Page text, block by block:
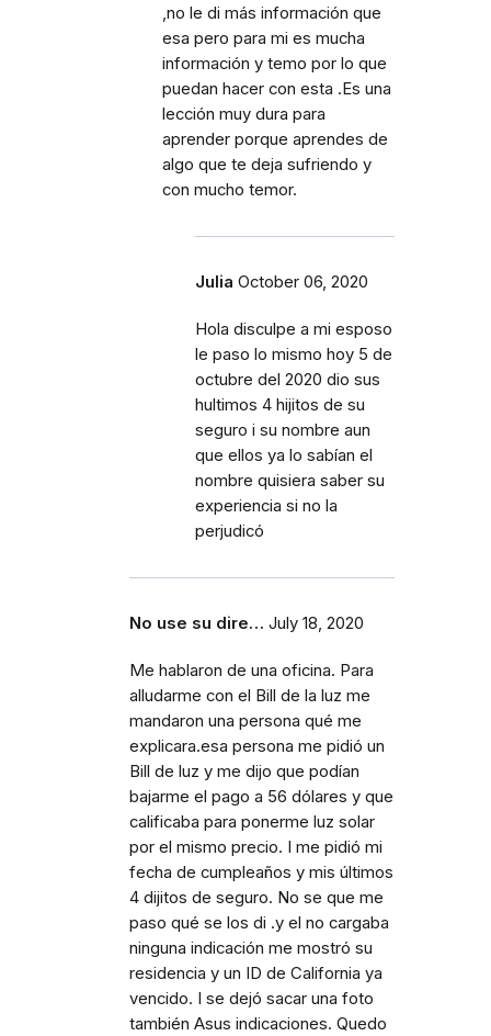
,no le di más información que
esa pero para mi es mucha
información y temo por lo que
puedan hacer con esta .Es una
lección muy dura para
aprender porque aprendes de
algo que te deja sufriendo y
con mucho temor.
Julia October 06, 2020
Hola disculpe a mi esposo
le paso lo mismo hoy 5 de
octubre del 2020 dio sus
hultimos 4 hijitos de su
seguro i su nombre aun
que ellos ya lo sabían el
nombre quisiera saber su
experiencia si no la
perjudicó
No use su dire… July 18, 2020
Me hablaron de una oficina. Para
alludarme con el Bill de la luz me
mandaron una persona qué me
explicara.esa persona me pidió un
Bill de luz y me dijo que podían
bajarme el pago a 56 dólares y que
calificaba para ponerme luz solar
por el mismo precio. I me pidió mi
fecha de cumpleaños y mis últimos
4 dijitos de seguro. No se que me
paso qué se los di .y el no cargaba
ninguna indicación me mostró su
residencia y un ID de California ya
vencido. I se dejó sacar una foto
también Asus indicaciones. Quedo